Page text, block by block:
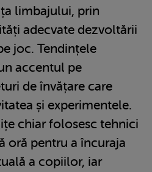
limbajului, prin
adecvate dezvoltării
joc. Tendințele
accentul pe
de învățare care
și experimentele.
chiar folosesc tehnici
oră pentru a încuraja
a copiilor, iar